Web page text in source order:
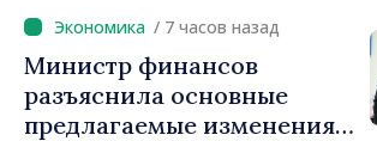
/ 7 часов назад
Премьер-министр Василе
Тофан провёл телефонный
разговор с болгарским